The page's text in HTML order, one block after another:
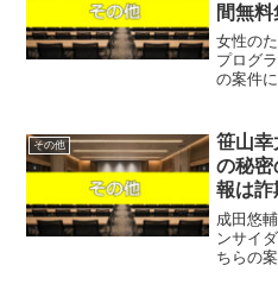
間無
げない
しまし
女性の
プログ
の案件
る案件
分が実
その他
笹山幸
の秘密
報は詐
判を
成田悠
ンサイ
ちらの